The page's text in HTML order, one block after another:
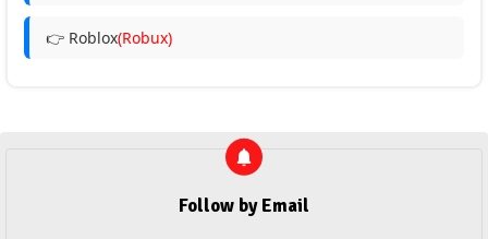
👉 Roblox(Robux)
Follow by Email